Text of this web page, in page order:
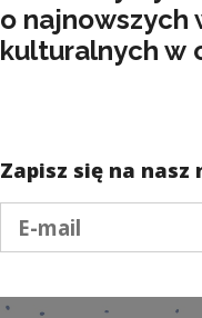
o najnowszych
kulturalnych w
Zapisz się na